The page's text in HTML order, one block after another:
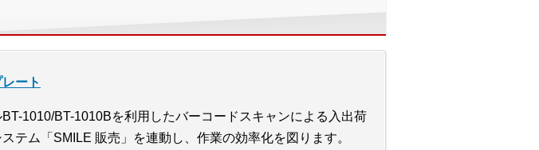
ート
1010/BT-1010Bを利用したバーコードスキャンによる入出荷
テム「SMILE 販売」を連動し、作業の効率化を図ります。